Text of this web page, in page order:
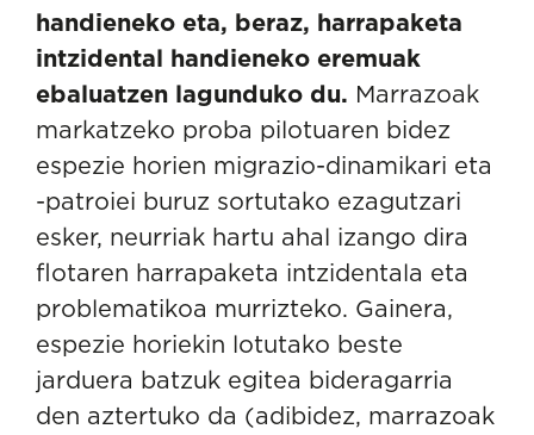
handieneko eta, beraz, harrapaketa
intzidental handieneko eremuak
ebaluatzen lagunduko du. Marrazoak
markatzeko proba pilotuaren bidez
espezie horien migrazio-dinamikari eta
-patroiei buruz sortutako ezagutzari
esker, neurriak hartu ahal izango dira
flotaren harrapaketa intzidentala eta
problematikoa murrizteko. Gainera,
espezie horiekin lotutako beste
jarduera batzuk egitea bideragarria
den aztertuko da (adibidez, marrazoak